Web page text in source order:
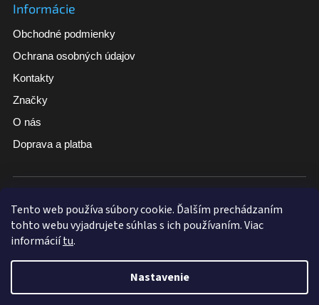
Tento web používa súbory cookie. Ďalším prechádzaním
tohto webu vyjadrujete súhlas s ich používaním. Viac
informáciítu.
Nastavenie
Informácie
Obchodné podmienky
Ochrana osobných údajov
Kontakty
Značky
O nás
Doprava a platba
Široký sortiment Tovar skladom pri vybraných produktoch
Doručenie zdarma nad 100 €
Vytvoril Shoptet